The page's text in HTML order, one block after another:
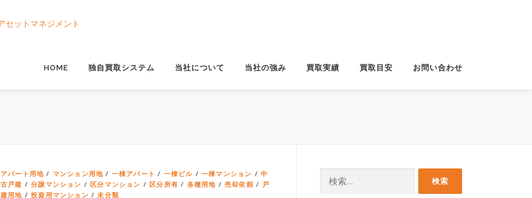
HOME 独自買取システム 当社について 当社の強み 買取実績 買取目安 お問い合わせ
アパート用地 / マンション用地 / 一棟アパート / 一棟ビル /一棟マンション /中
古戸建 /分譲マンション /区分マンション /区分所有 / 各種用地 /売却依頼 / 戸
建用地 /投資用マンション /未分類